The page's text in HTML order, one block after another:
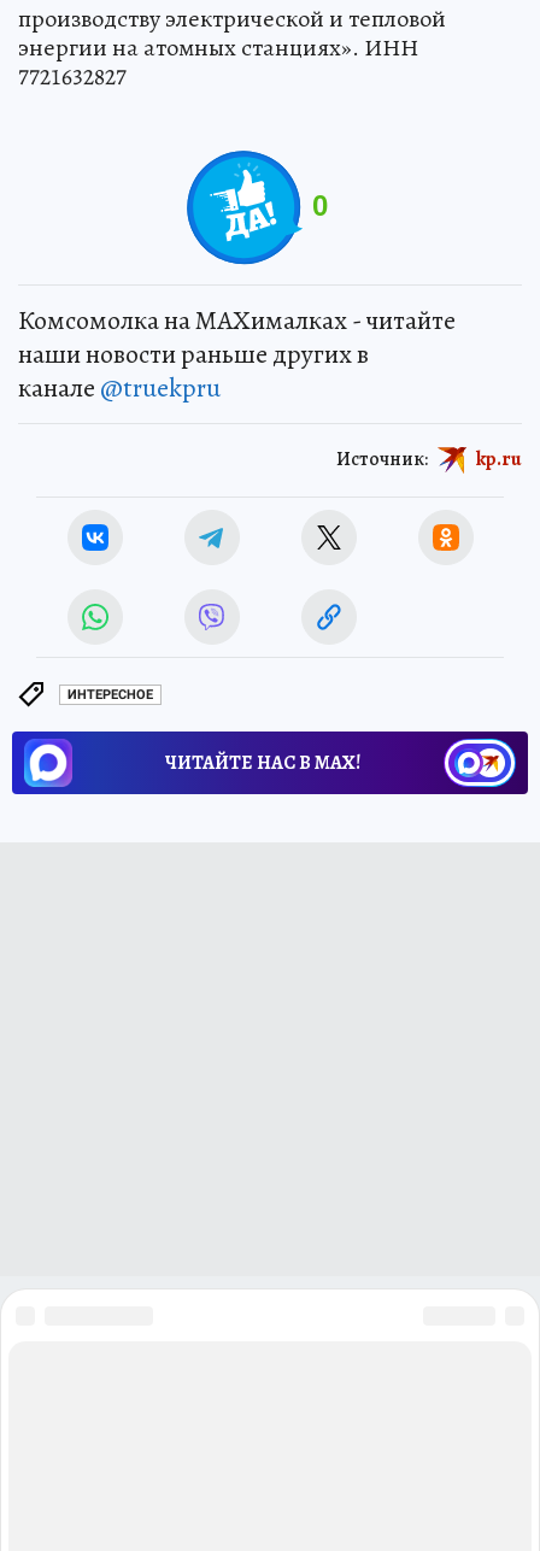
производству электрической и тепловой
энергии на атомных станциях». ИНН
7721632827
0
Комсомолка на MAXималках - читайте
наши новости раньше других в
канале @truekpru
Источник: kp.ru
ИНТЕРЕСНОЕ
ЧИТАЙТЕ НАС В МАХ!